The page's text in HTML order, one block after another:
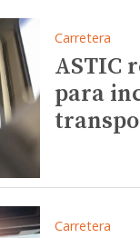
Carretera
ASTIC
para
Carretera